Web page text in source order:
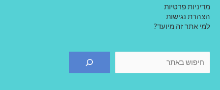
מדיניות פרטיות
הצהרת נגישות
למי אתר זה מיועד?